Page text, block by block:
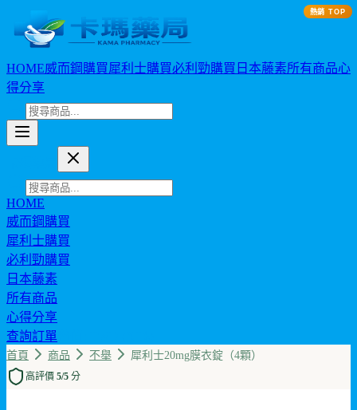
HOME威而鋼購買犀利士購買必利勁購買 日本藤素所有商品心
得分享
HOME
威而鋼購買
犀利士購買
必利勁購買
日本藤素
所有商品
心得分享
查詢訂單
首頁 商品 不舉 犀利士20mg膜衣錠（4顆）
高評價 5/5 分
熱銷 TOP